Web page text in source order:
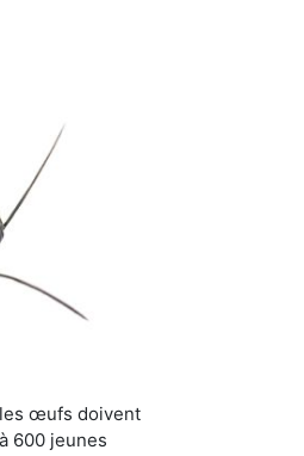
les œufs doivent
600 jeunes